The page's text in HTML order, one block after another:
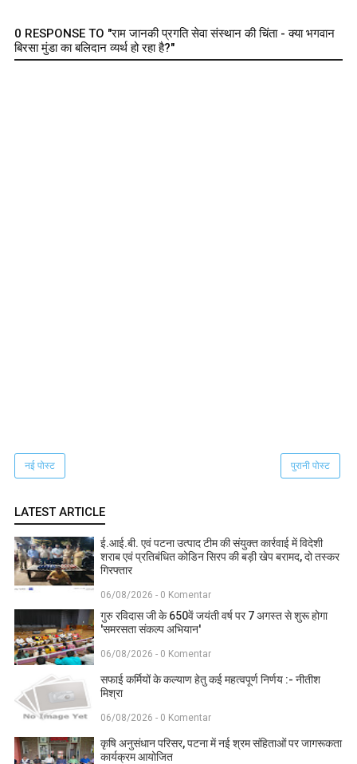
0 RESPONSE TO "राम जानकी प्रगति सेवा संस्थान की चिंता - क्या भगवान
बिरसा मुंडा का बलिदान व्यर्थ हो रहा है?"
नई पोस्ट पुरानी पोस्ट
LATEST ARTICLE
ई.आई.बी. एवं पटना उत्पाद टीम की संयुक्त कार्रवाई में विदेशी
शराब एवं प्रतिबंधित कोडिन सिरप की बड़ी खेप बरामद, दो तस्कर
गिरफ्तार
06/08/2026 - 0 Komentar
गुरु रविदास जी के 650वें जयंती वर्ष पर 7 अगस्त से शुरू होगा
'समरसता संकल्प अभियान'
06/08/2026 - 0 Komentar
सफाई कर्मियों के कल्याण हेतु कई महत्वपूर्ण निर्णय :- नीतीश
मिश्रा
06/08/2026 - 0 Komentar
कृषि अनुसंधान परिसर, पटना में नई श्रम संहिताओं पर जागरूकता
कार्यक्रम आयोजित